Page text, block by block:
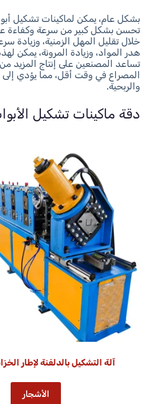
بشكل عام، يمكن لماكينات تشكيل
تحسن بشكل كبير من سرعة وكفاءة
خلال تقليل المهل الزمنية، وزيادة
هدر المواد، وزيادة المرونة، يمكن
تساعد المصنعين على إنتاج المزيد
المصراع في وقت أقل، مما يؤدي إلى
والربحية.
دقة ماكينات تشكيل
آلة التشكيل بالدلفنة لإطار
الأشجار